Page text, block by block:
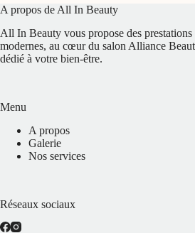
A propos de All In Beauty
All In Beauty vous propose des prestations
modernes, au cœur du salon Alliance
dédié à votre bien-être.
Menu
A propos
Galerie
Nos services
Réseaux sociaux